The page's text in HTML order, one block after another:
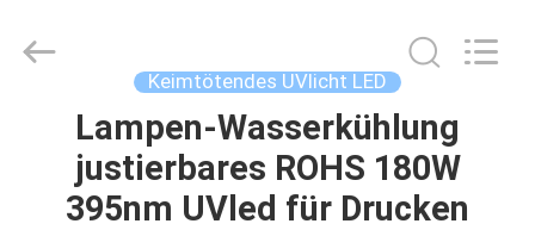
HAUS
PRODUKTE
Electronics
Keimtötendes UVlicht LED
Lampen-Wasserkühlung
justierbares ROHS 180W
395nm UVled für Drucken